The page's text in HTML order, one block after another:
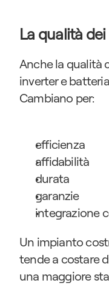
La qualità
Anche la qualità
inverter e
Cambiano per:
efficienza
affidabilità
durata
garanzie
integrazione
Un impianto
tende a costare
una maggiore